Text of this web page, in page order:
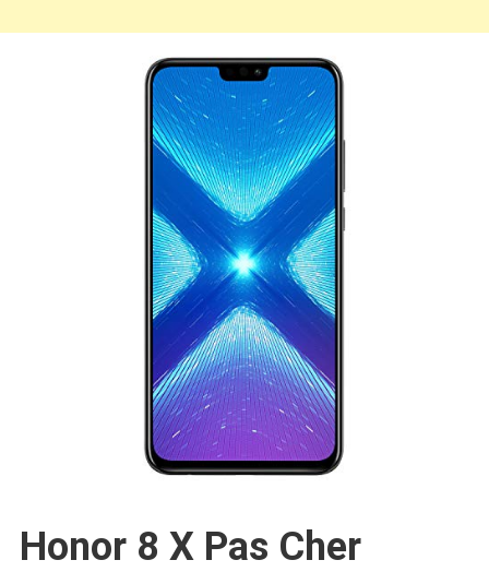
Honor 8 X Pas Cher